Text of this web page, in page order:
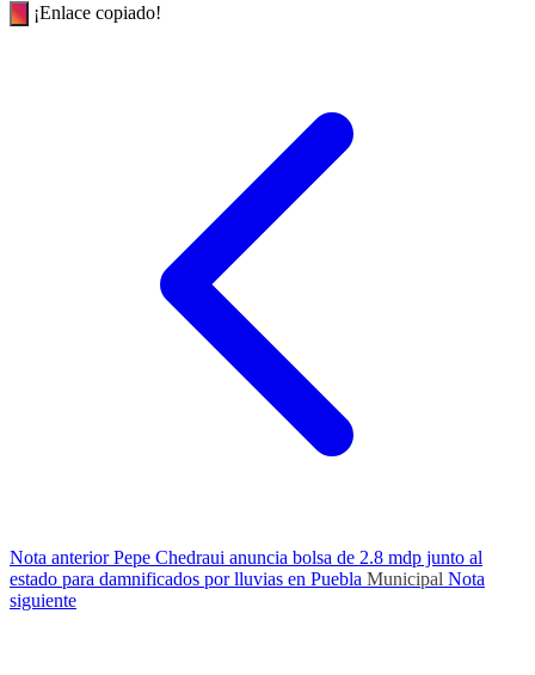
¡Enlace copiado!
Nota anteriorPepe Chedraui anuncia bolsa de 2.8 mdp junto al
estado para damnificados por lluvias en Puebla Municipal Nota
siguiente